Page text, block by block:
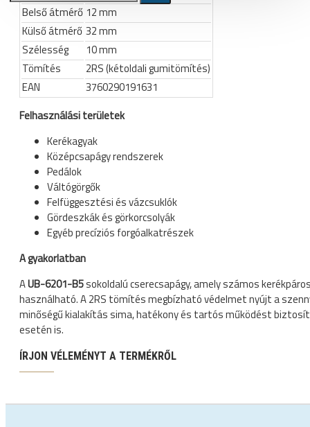
Kerékpár állvány, tárolás,
szerelő állvány, műhely és üzlet
berendezés
Állvány, tároló, fali tartó konzol, kampó
Cipő, kerékpáros cipő
Kamásli
Kesztyű
Mellény
Sí és snowboard
Sí és snowboard sisakok
Sí és snowboard szemüvegek
Belső átmérő 12 mm
Külső átmérő 32 mm
Szélesség
10 mm
Tömítés
2RS (kétoldali gumitömítés)
EAN
3760290191631
Felhasználási területek
Kerékagyak
Középcsapágy rendszerek
Pedálok
Váltógörgők
Felfüggesztési és vázcsuklók
Gördeszkák és görkorcsolyák
Egyéb precíziós forgóalkatrészek
A gyakorlatban
AUB-6201-B5sokoldalú cserecsapágy, amely számos
használható. A 2RS tömítés megbízható védelmet nyújt a
minőségű kialakítás sima, hatékony és tartós működést
esetén is.
ÍRJON VÉLEMÉNYT A TERMÉKRŐL